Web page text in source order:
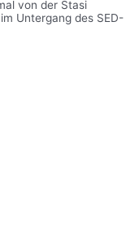
von der Stasi
Untergang des SED-